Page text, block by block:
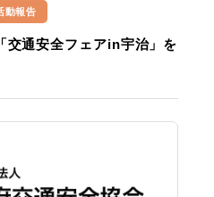
動報告
交通安全フェアin宇治」を